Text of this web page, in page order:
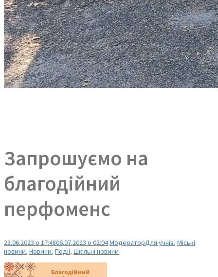
Запрошуємо на
благодійний
перфоменс
23.06.2023 о 17:4806.07.2023 о 02:04МодераторДля учнів, Міські
новини, Новини, Події, Шкільні новини